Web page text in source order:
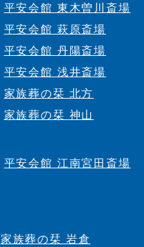
平安会館 東木曽川斎場
平安会館 萩原斎場
平安会館 丹陽斎場
平安会館 浅井斎場
家族葬の栞 北方
家族葬の栞 神山
平安会館 江南宮田斎場
家族葬の栞 岩倉